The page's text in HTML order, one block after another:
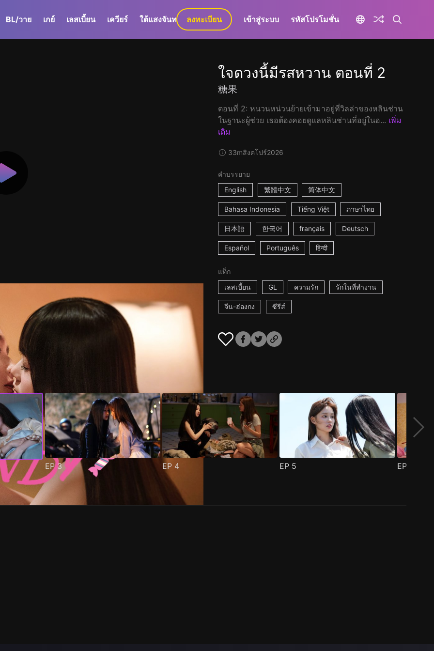
BL/วาย เกย์ เลสเบี้ยน เควียร์ ใต้แสงจันทร์ GaLa+
ลงทะเบียน เข้าสู่ระบบ รหัสโปรโมชั่น
ใจดวงนี้มีรสหวาน ตอนที่ 2
糖果
ตอนที่ 2: หนวนหน่วนย้ายเข้ามาอยู่ที่วิลล่าของหลินช่าน
ในฐานะผู้ช่วย เธอต้องคอยดูแลหลินช่านที่อยู่ในอ... เพิ่ม
เติม
33mสิงคโปร์2026
คำบรรยาย
English
繁體中文 简体中文
Bahasa Indonesia Tiếng Việt ภาษาไทย
日本語 한국어 français Deutsch
Español Português हिन्दी
แท็ก
เลสเบี้ยน
GL ความรัก รักในที่ทำงาน
จีน-ฮ่องกง ซีรีส์
EP3 EP 4 EP 5 EP